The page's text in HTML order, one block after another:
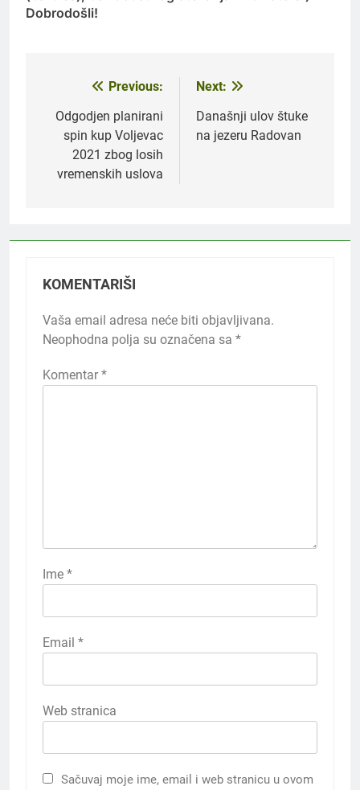
Dobrodošli!
Navigacija
članaka
Previous:
Odgodjen planirani
spin kup Voljevac
2021 zbog losih
vremenskih uslova
Next:
Današnji ulov štuke
na jezeru Radovan
KOMENTARIŠI
Vaša email adresa neće biti objavljivana.
Neophodna polja su označena sa *
Komentar *
Ime *
Email *
Web stranica
Sačuvaj moje ime, email i web stranicu u ovom